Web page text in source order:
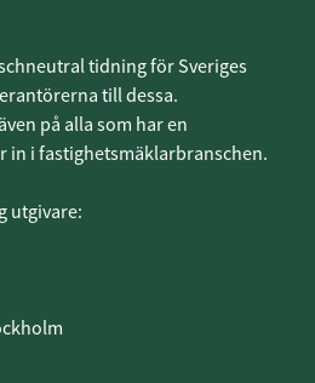
tidning för Sveriges
till dessa.
på alla som har en
i fastighetsmäklarbranschen.
utgivare: